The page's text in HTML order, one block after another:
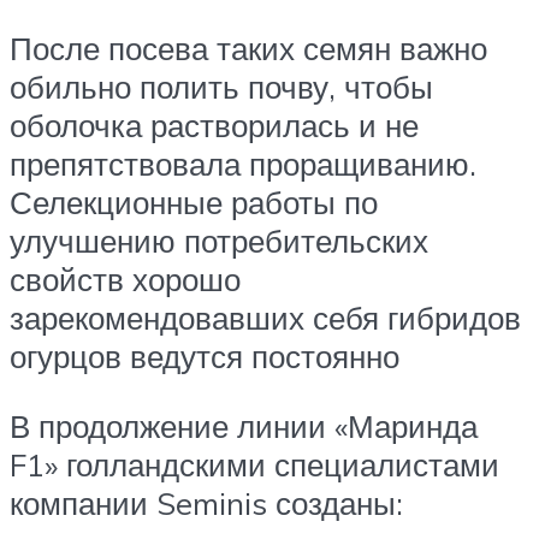
После посева таких семян важно
обильно полить почву, чтобы
оболочка растворилась и не
препятствовала проращиванию.
Селекционные работы по
улучшению потребительских
свойств хорошо
зарекомендовавших себя гибридов
огурцов ведутся постоянно
В продолжение линии «Маринда
F1» голландскими специалистами
компании Seminis созданы: